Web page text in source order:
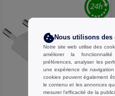
Nous utilisons des
Notre site web utilise des
améliorer la
préférences, analyser les
une expérience de
cookies peuvent également
le contenu et les annonces
mesurer l’efficacité de la